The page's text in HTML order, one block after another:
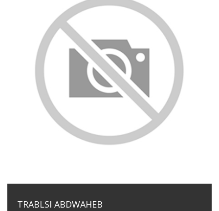
TRABLSI ABDWAHEB